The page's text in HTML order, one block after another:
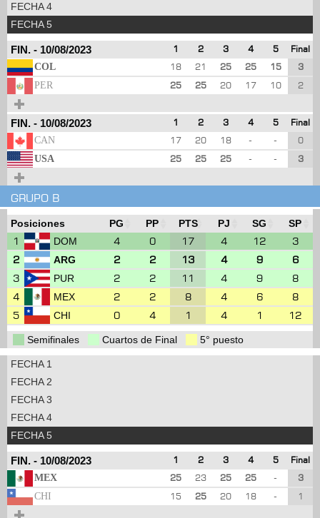
FECHA 4
FECHA 5
FIN. - 10/08/2023 1 2 3 4 5
Final
COL
18 21 25 25 15
3
PER
25 25 20 17 10 2
FIN. - 10/08/2023 1 2 3 4 5
Final
CAN
17 20 18 - -
0
USA
25 25 25 - - 3
GRUPO B
Posiciones PG PP PTS PJ SG SP
1 DOM 4 0 17 4 12
3
2
ARG 2 2 13 4 9
6
3
PUR 2 2 11 4 9
8
4
MEX 2 2 8 4 6
8
5
CHI 0 4 1 4 1 12
Semifinales Cuartos de Final 5° puesto
FECHA 1
FECHA 2
FECHA 3
FECHA 4
FECHA 5
FIN. - 10/08/2023 1 2 3 4 5
Final
MEX
25 23 25 25 -
3
CHI
15 25 20 18 - 1